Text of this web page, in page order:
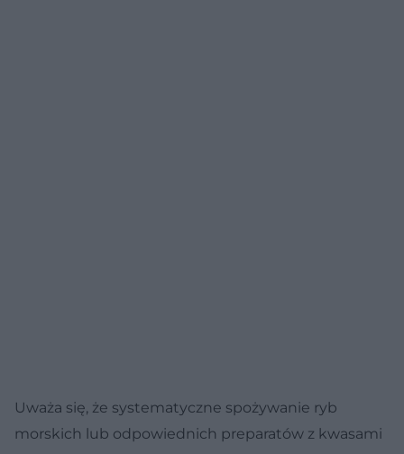
Uważa się, że systematyczne spożywanie ryb
morskich lub odpowiednich preparatów z kwasami